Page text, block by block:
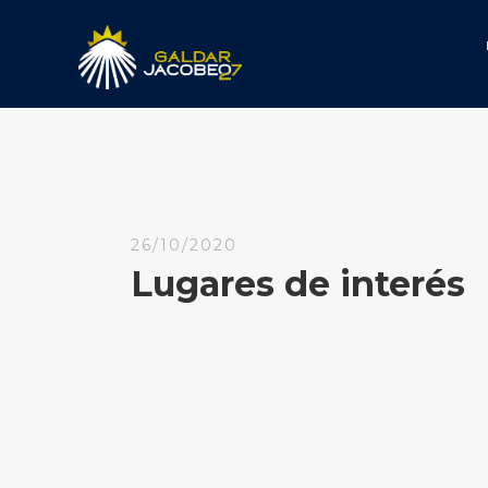
26/10/2020
Lugares de interés